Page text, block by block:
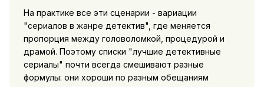
На практике все эти сценарии - вариации
"сериалов в жанре детектив", где меняется
пропорция между головоломкой, процедурой и
драмой. Поэтому списки "лучшие детективные
сериалы" почти всегда смешивают разные
формулы: они хороши по разным обещаниям